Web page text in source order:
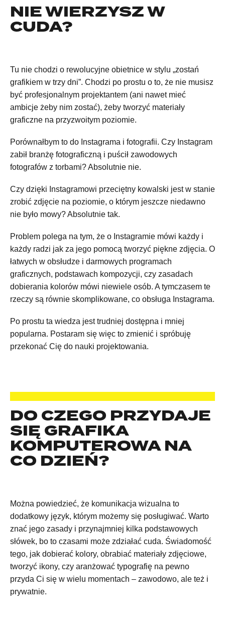
NIE WIERZYSZ W
CUDA?
Tu nie chodzi o rewolucyjne obietnice w stylu „zostań
grafikiem w trzy dni”. Chodzi po prostu o to, że nie musisz
być profesjonalnym projektantem (ani nawet mieć
ambicje żeby nim zostać), żeby tworzyć materiały
graficzne na przyzwoitym poziomie.
Porównałbym to do Instagrama i fotografii. Czy Instagram
zabił branżę fotograficzną i puścił zawodowych
fotografów z torbami? Absolutnie nie.
Czy dzięki Instagramowi przeciętny kowalski jest w stanie
zrobić zdjęcie na poziomie, o którym jeszcze niedawno
nie było mowy? Absolutnie tak.
Problem polega na tym, że o Instagramie mówi każdy i
każdy radzi jak za jego pomocą tworzyć piękne zdjęcia. O
łatwych w obsłudze i darmowych programach
graficznych, podstawach kompozycji, czy zasadach
dobierania kolorów mówi niewiele osób. A tymczasem te
rzeczy są równie skomplikowane, co obsługa Instagrama.
Po prostu ta wiedza jest trudniej dostępna i mniej
popularna. Postaram się więc to zmienić i spróbuję
przekonać Cię do nauki projektowania.
DO CZEGO PRZYDAJE
SIĘ GRAFIKA
KOMPUTEROWA NA
CO DZIEŃ?
Można powiedzieć, że komunikacja wizualna to
dodatkowy język, którym możemy się posługiwać. Warto
znać jego zasady i przynajmniej kilka podstawowych
słówek, bo to czasami może zdziałać cuda. Świadomość
tego, jak dobierać kolory, obrabiać materiały zdjęciowe,
tworzyć ikony, czy aranżować typografię na pewno
przyda Ci się w wielu momentach – zawodowo, ale też i
prywatnie.